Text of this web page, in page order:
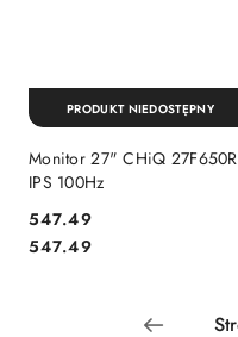
Monitor 27" CHiQ 27F650R
IPS 100Hz
Cena:
547.49
Cena:
547.49
PRODUKT NIEDOSTĘPNY